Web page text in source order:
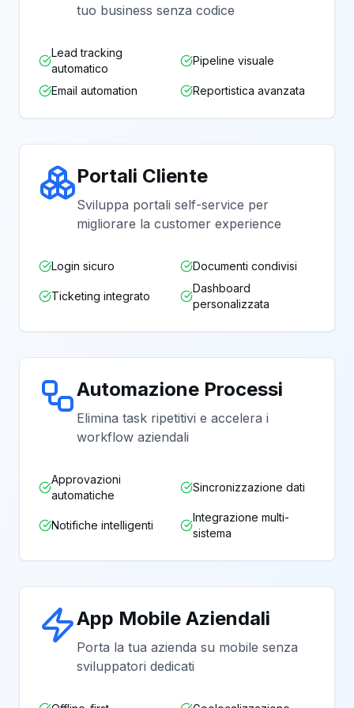
tuo business senza codice
Lead tracking
automatico
Pipeline visuale
Email automation Reportistica avanzata
Portali Cliente
Sviluppa portali self-service per
migliorare la customer experience
Login sicuro Documenti condivisi
Ticketing integrato
Dashboard
personalizzata
Automazione Processi
Elimina task ripetitivi e accelera i
workflow aziendali
Approvazioni
automatiche
Sincronizzazione dati
Notifiche intelligenti
Integrazione multi-
sistema
App Mobile Aziendali
Porta la tua azienda su mobile senza
sviluppatori dedicati